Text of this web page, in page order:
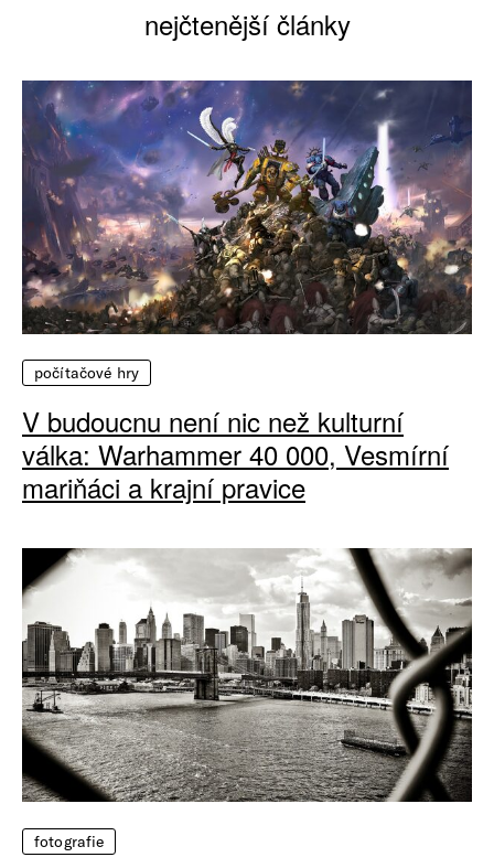
nejčtenější články
počítačové hry
V budoucnu není nic než kulturní
válka: Warhammer 40 000, Vesmírní
mariňáci a krajní pravice
fotografie